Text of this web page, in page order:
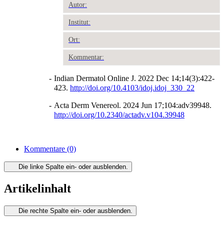
Autor:
Institut:
Ort:
Kommentar:
- Indian Dermatol Online J. 2022 Dec 14;14(3):422-
423. http://doi.org/10.4103/idoj.idoj_330_22
- Acta Derm Venereol. 2024 Jun 17;104:adv39948.
http://doi.org/10.2340/actadv.v104.39948
Kommentare (0)
Die linke Spalte ein- oder ausblenden.
Artikelinhalt
Die rechte Spalte ein- oder ausblenden.